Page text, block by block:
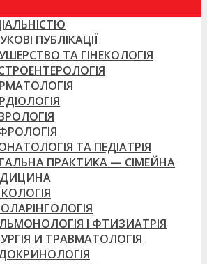
ПУБЛІКАЦІЇ
ТА ГІНЕКОЛОГІЯ
ТА ПЕДІАТРІЯ
ПРАКТИКА — СІМЕЙНА
І ФТИЗИАТРІЯ
И ТРАВМАТОЛОГІЯ